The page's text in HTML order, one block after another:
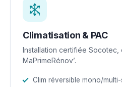
Climatisation & PAC
Installation certifiée Socotec,
MaPrimeRénov’.
Clim réversible mono/